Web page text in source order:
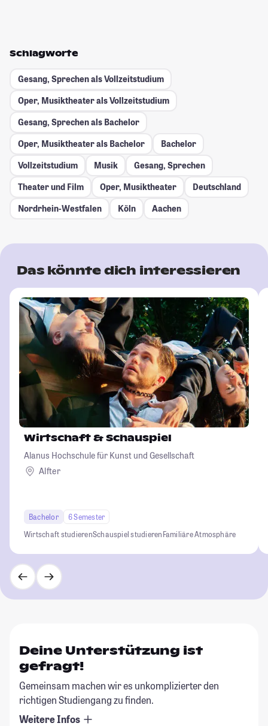
Schlagworte
Gesang, Sprechen als Vollzeitstudium
Oper, Musiktheater als Vollzeitstudium
Gesang, Sprechen als Bachelor
Oper, Musiktheater als Bachelor
Bachelor
Vollzeitstudium
Musik
Gesang, Sprechen
Theater und Film
Oper, Musiktheater
Deutschland
Nordrhein-Westfalen
Köln Aachen
Das könnte dich interessieren
Wirtschaft & Schauspiel
Alanus Hochschule für Kunst und Gesellschaft
Alfter
Bachelor
6 Semester
Wirtschaft studierenSchauspiel studierenFamiliäre Atmosphäre
Deine Unterstützung ist
gefragt!
Gemeinsam machen wir es unkomplizierter den
richtigen Studiengang zu finden.
Weitere Infos